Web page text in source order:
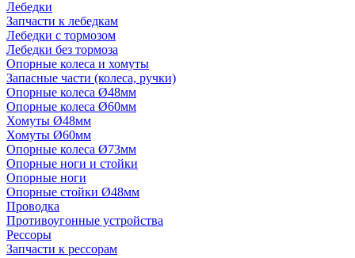
Лебедки
Запчасти к лебедкам
Лебедки с тормозом
Лебедки без тормоза
Опорные колеса и хомуты
Запасные части (колеса, ручки)
Опорные колеса Ø48мм
Опорные колеса Ø60мм
Хомуты Ø48мм
Хомуты Ø60мм
Опорные колеса Ø73мм
Опорные ноги и стойки
Опорные ноги
Опорные стойки Ø48мм
Проводка
Противоугонные устройства
Рессоры
Запчасти к рессорам